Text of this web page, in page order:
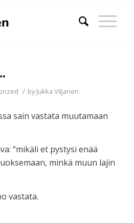
/ byJukka Viljanen
sain vastata muutamaan
“mikäli et pystysi enää
minkä muun lajin
vastata.